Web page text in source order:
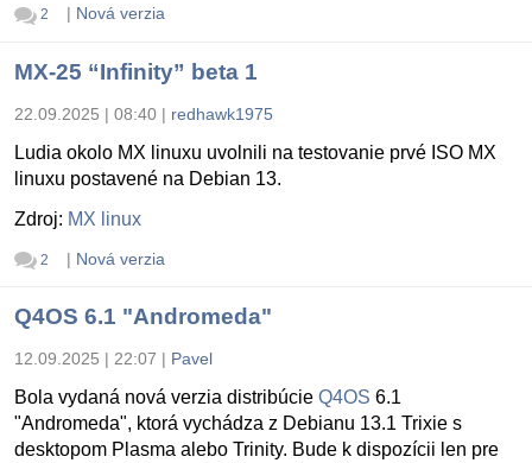
2 | Nová verzia
MX-25 “Infinity” beta 1
22.09.2025 | 08:40 | redhawk1975
Ludia okolo MX linuxu uvolnili na testovanie prvé ISO MX
linuxu postavené na Debian 13.
Zdroj: MX linux
2 | Nová verzia
Q4OS 6.1 "Andromeda"
12.09.2025 | 22:07 | Pavel
Bola vydaná nová verzia distribúcie Q4OS 6.1
"Andromeda", ktorá vychádza z Debianu 13.1 Trixie s
desktopom Plasma alebo Trinity. Bude k dispozícii len pre